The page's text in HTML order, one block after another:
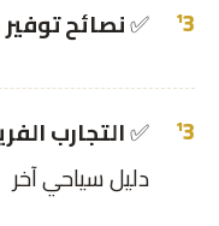
✅نصائح توفير
✅التجارب
دليل سياحي آخر